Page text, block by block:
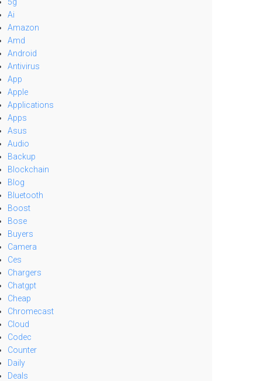
Ai
Amazon
Amd
Android
Antivirus
App
Apple
Applications
Apps
Asus
Audio
Backup
Blockchain
Blog
Bluetooth
Boost
Bose
Buyers
Camera
Ces
Chargers
Chatgpt
Cheap
Chromecast
Cloud
Codec
Counter
Daily
Deals